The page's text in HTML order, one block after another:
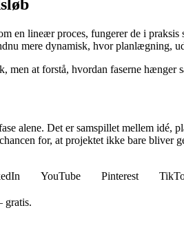
en lineær proces, fungerer de i
mere dynamisk, hvor planlægning,
at forstå, hvordan faserne hænger
alene. Det er samspillet mellem idé,
for, at projektet ikke bare bliver
YouTube Pinterest
gratis.